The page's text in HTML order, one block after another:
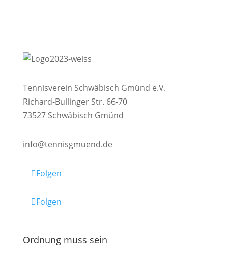
Tennisverein Schwäbisch Gmünd e.V.
Richard-Bullinger Str. 66-70
73527 Schwäbisch Gmünd
info@tennisgmuend.de
Folgen
Folgen
Ordnung muss sein